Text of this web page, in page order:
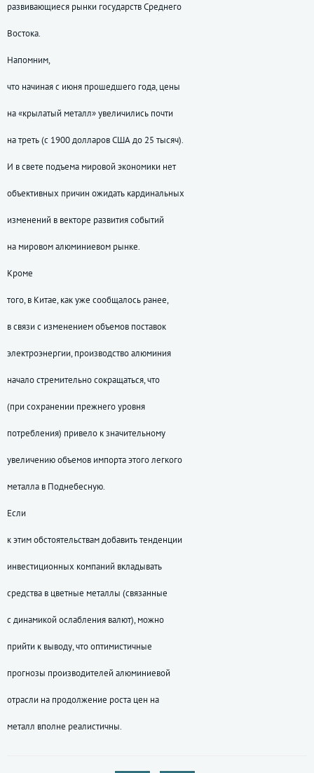
развивающиеся рынки государств Среднего
Востока.
Напомним,
что начиная с июня прошедшего года, цены
на «крылатый металл» увеличились почти
на треть (с 1900 долларов США до 25 тысяч).
И в свете подъема мировой экономики нет
объективных причин ожидать кардинальных
изменений в векторе развития событий
на мировом алюминиевом рынке.
Кроме
того, в Китае, как уже сообщалось ранее,
в связи с изменением объемов поставок
электроэнергии, производство алюминия
начало стремительно сокращаться, что
(при сохранении прежнего уровня
потребления) привело к значительному
увеличению объемов импорта этого легкого
металла в Поднебесную.
Если
к этим обстоятельствам добавить тенденции
инвестиционных компаний вкладывать
средства в цветные металлы (связанные
с динамикой ослабления валют), можно
прийти к выводу, что оптимистичные
прогнозы производителей алюминиевой
отрасли на продолжение роста цен на
металл вполне реалистичны.